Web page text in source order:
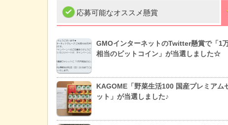
応募可能なオススメ懸賞
GMOインターネットのTwitter懸賞で「1
相当のビットコイン」が当選しました☆
KAGOME「野菜生活100 国産プレミアム
ット」が当選しました♪